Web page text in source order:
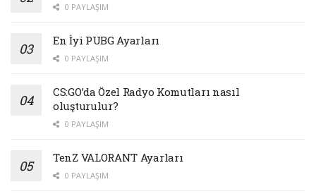
0 PAYLAŞIM
En İyi PUBG Ayarları
0 PAYLAŞIM
CS:GO’da Özel Radyo Komutları nasıl
oluşturulur?
0 PAYLAŞIM
TenZ VALORANT Ayarları
0 PAYLAŞIM